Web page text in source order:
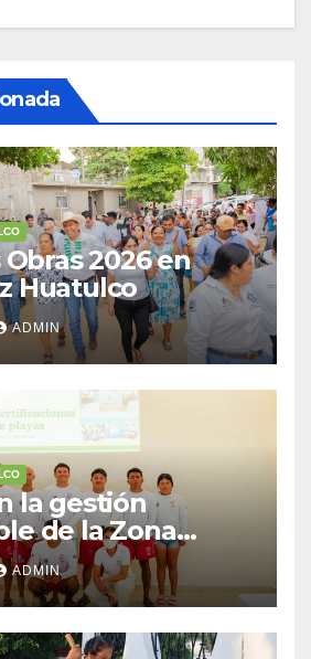
2026 en
Huatulco
ADMIN
la gestión
de la Zona
Terrestre
ADMIN